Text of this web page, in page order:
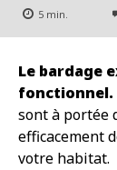
5 min.
Le bardage
fonctionnel.
sont à portée
efficacement
votre habitat.